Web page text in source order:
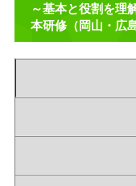
～基本と役割を理
本研修（岡山・広